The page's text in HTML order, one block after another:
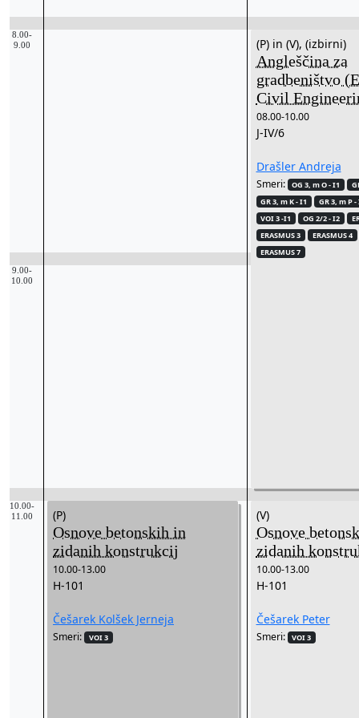
8.00-
9.00
9.00-
10.00
10.00-
11.00
(P)
Osnove betonskih in
zidanih konstrukcij
10.00-13.00
H-101
Češarek Kolšek Jerneja
Smeri: VOI 3
(P) in (V), (izbirni)
Angleščina za
gradbeništvo
Civil
08.00-10.00
J-IV/6
Drašler Andreja
Smeri: OG 3, m O - I1
GR 3, m K - I1
GR 3, m P -
VOI 3 -I1
OG 2/2 - I2
ERASMUS 3
ERASMUS 4
ERASMUS 7
(V)
Osnove
zidanih
10.00-13.00
H-101
Češarek Peter
Smeri: VOI 3